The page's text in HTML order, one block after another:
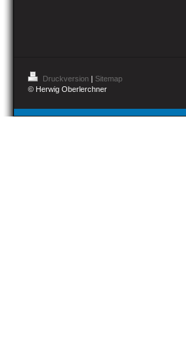
Druckversion | Sitemap
© Herwig Oberlerchner